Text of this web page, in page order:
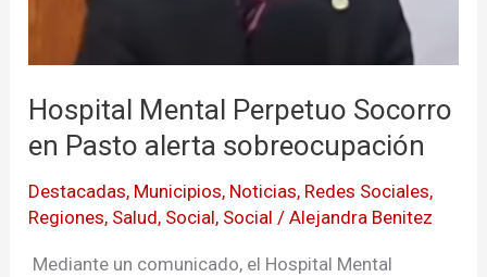
Hospital Mental Perpetuo Socorro
en Pasto alerta sobreocupación
Destacadas, Municipios, Noticias, Redes Sociales,
Regiones, Salud, Social, Social /Alejandra Benitez
Mediante un comunicado, el Hospital Mental